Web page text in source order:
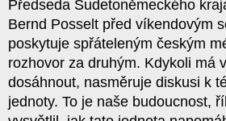
Předseda Sudetoněmeckého
Bernd Posselt před víkendovým
poskytuje spřáteleným českým
rozhovor za druhým. Kdykoli má
dosáhnout, nasměruje diskusi k
jednoty. To je naše budoucnost,